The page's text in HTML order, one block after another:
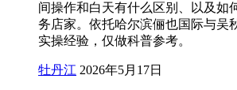
间操作和白天有什么区别、以及如
务店家。依托哈尔滨俪也国际与吴
实操经验，仅做科普参考。
牡丹江 2026年5月17日